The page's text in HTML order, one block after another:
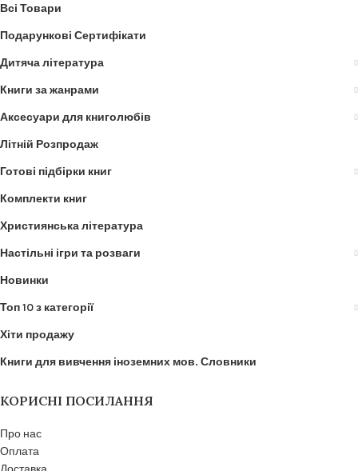
Всі Товари
Подарункові Сертифікати
Дитяча література
Книги за жанрами
Аксесуари для книголюбів
Літній Розпродаж
Готові підбірки книг
Комплекти книг
Християнська література
Настільні ігри та розваги
Новинки
Топ 10 з категорії
Хіти продажу
Книги для вивчення іноземних мов. Словники
КОРИСНІ ПОСИЛАННЯ
Про нас
Оплата